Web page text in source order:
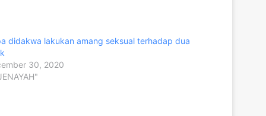
didakwa lakukan amang seksual terhadap dua
30, 2020